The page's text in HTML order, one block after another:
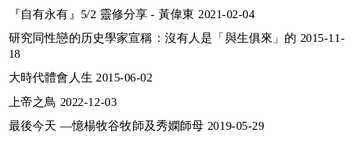
『自有永有』5/2 靈修分享 - 黃偉東 2021-02-04
研究同性戀的历史學家宣稱：沒有人是「與生俱來」的 2015-11-
18
大時代體會人生 2015-06-02
上帝之鳥 2022-12-03
最後今天 —憶楊牧谷牧師及秀嫻師母 2019-05-29